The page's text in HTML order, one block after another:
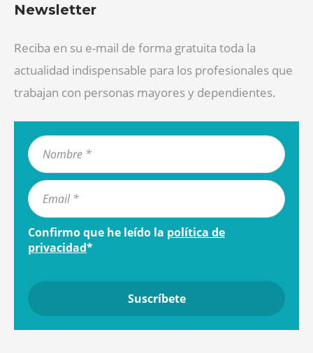
Newsletter
Reciba en su e-mail de forma gratuita toda la
actualidad indispensable para los profesionales que
trabajan con personas mayores y dependientes.
Confirmo que he leído la política de
privacidad*